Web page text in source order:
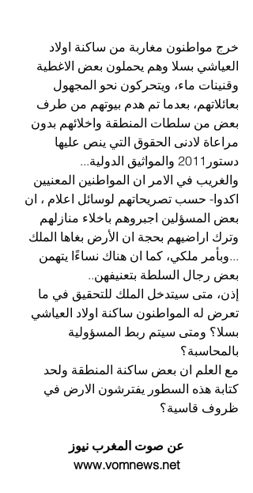
خرج مواطنون مغاربة من ساكنة اولاد
العياشي بسلا وهم يحملون بعض الاغطية
وقنينات ماء، ويتحركون نحو المجهول
بعائلاتهم، بعدما تم هدم بيوتهم من طرف
بعض من سلطات المنطقة واخلائهم بدون
مراعاة لادنى الحقوق التي ينص عليها
دستور2011 والمواثيق الدولية...
والغريب في الامر ان المواطنين المعنيين
اكدوا- حسب تصريحاتهم لوسائل اعلام ، ان
بعض المسؤلين اجبروهم باخلاء منازلهم
وترك اراضيهم بحجة ان الأرض بغاها الملك
...وبأمر ملكي، كما ان هناك نساءًا يتهمن
بعض رجال السلطة بتعنيفهن..
إذن، متى سيتدخل الملك للتحقيق في ما
تعرض له المواطنون ساكنة اولاد العياشي
بسلا؟ ومتى سيتم ربط المسؤولية
بالمحاسبة؟
مع العلم ان بعض ساكنة المنطقة ولحد
كتابة هذه السطور يفترشون الارض في
ظروف قاسية؟
عن صوت المغرب نيوز
www.vomnews.net